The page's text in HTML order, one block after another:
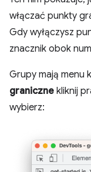
włączać punkty
Gdy wyłączysz
znacznik obok
Grupy mają menu
graniczne kliknij
wybierz: